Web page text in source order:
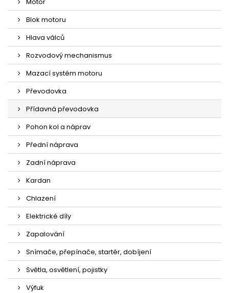
Blok motoru
Hlava válců
Rozvodový mechanismus
Mazací systém motoru
Převodovka
Přídavná převodovka
Pohon kol a náprav
Přední náprava
Zadní náprava
Kardan
Chlazení
Elektrické díly
Zapalování
Snímače, přepínače, startér, dobíjení
Světla, osvětlení, pojistky
Výfuk